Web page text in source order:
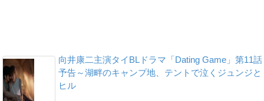
向井康二主演タイBLドラマ「Dating Game」第11話
予告～湖畔のキャンプ地、テントで泣くジュンジと
ヒル